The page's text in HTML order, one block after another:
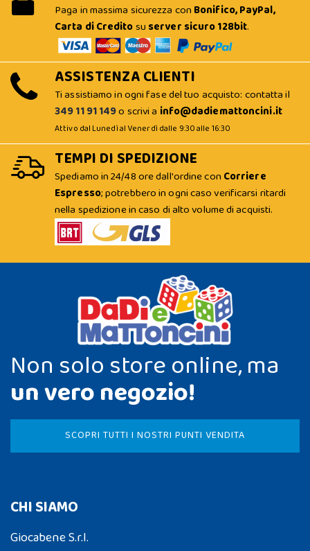
Paga in massima sicurezza con Bonifico, PayPal,
Carta di Creditosu server sicuro 128bit.
ASSISTENZA CLIENTI
Ti assistiamo in ogni fase del tuo acquisto: contatta il
349 11 91 149o scrivi a info@dadiemattoncini.it
Attivo dal Lunedì al Venerdì dalle 9:30 alle 16:30
TEMPI DI SPEDIZIONE
Spediamo in 24/48 ore dall'ordine con Corriere
Espresso; potrebbero in ogni caso verificarsi ritardi
nella spedizione in caso di alto volume di acquisti.
Non solo store online, ma
un vero negozio!
SCOPRI TUTTI I NOSTRI PUNTI VENDITA
CHI SIAMO
Giocabene S.r.l.